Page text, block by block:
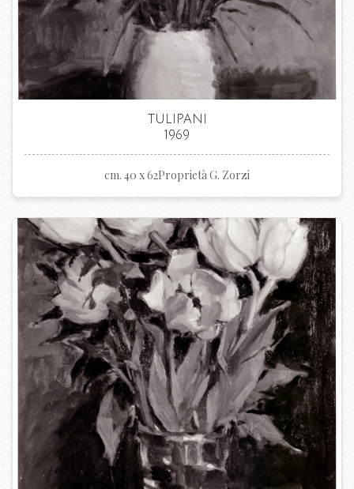
TULIPANI
1969
cm. 40 x 62Proprietà G. Zorzi